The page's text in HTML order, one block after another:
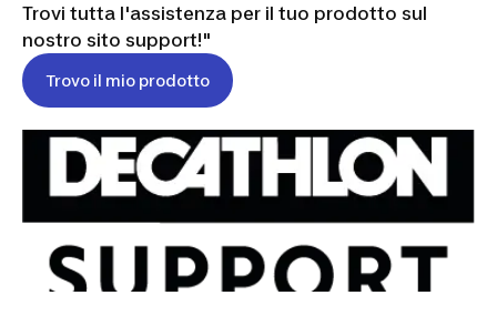
Trovi tutta l'assistenza per il tuo prodotto sul
nostro sito support!"
Trovo il mio prodotto